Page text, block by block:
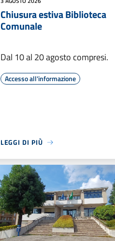
Chiusura estiva Biblioteca
Comunale
Dal 10 al 20 agosto compresi.
Accesso all'informazione
LEGGI DI PIÙ